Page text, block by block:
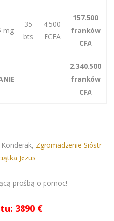
mg
35
bts
4.500
FCFA
157.500
franków
CFA
2.340.500
franków
CFA
Zgromadzenie Sióstr
Jezus
prośbą o pomoc!
3890 €